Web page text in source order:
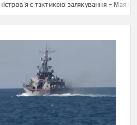
є тактикою залякування – Мая